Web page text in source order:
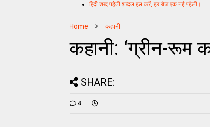
हिंदी शब्द पहेली शब्दल हल करें, हर रोज एक नई पहेली।
Home कहानी
कहानी: ‘ग्रीन-रूम
SHARE:
4